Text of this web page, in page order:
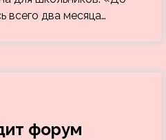
всего два месяца…
форум